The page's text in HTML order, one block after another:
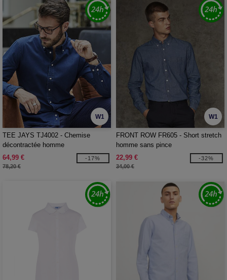
W1
TEE JAYS TJ4002 - Chemise
décontractée homme
64,99 €
78,20 €
-17%
W1
FRONT ROW FR605 - Short stretch
homme sans pince
22,99 €
34,00 €
-32%